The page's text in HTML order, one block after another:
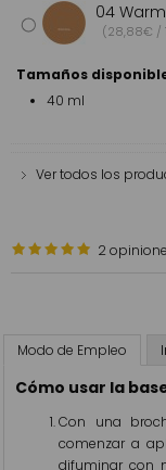
04
(28,88€ /
Tamaños
40 ml
Ver todos los
2
Modo de Empleo
Cómo usar la
Con una
comenzar a
difuminar con